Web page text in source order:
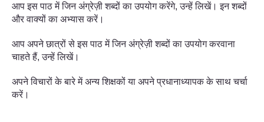
आप इस पाठ में जिन अंग्रेज़ी शब्दों का उपयोग करेंगे, उन्हें लिखें। इन शब्दों
और वाक्यों का अभ्यास करें।
आप अपने छात्रों से इस पाठ में जिन अंग्रेज़ी शब्दों का उपयोग करवाना
चाहते हैं, उन्हें लिखें।
अपने विचारों के बारे में अन्य शिक्षकों या अपने प्रधानाध्यापक के साथ चर्चा
करें।